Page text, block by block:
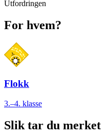
Utfordringen
For hvem?
Flokk
3.–4. klasse
Slik tar du merket